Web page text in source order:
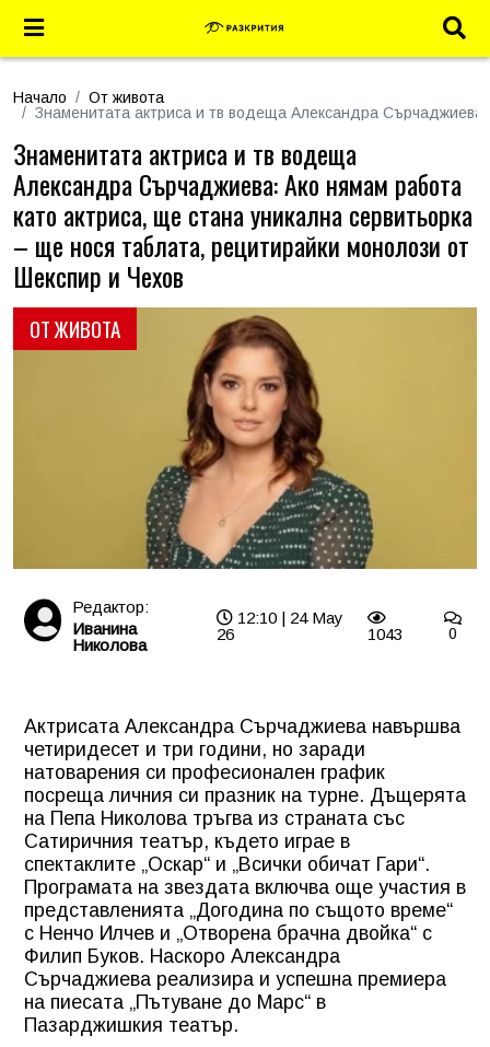
Начало
От живота
Знаменитата актриса и тв водеща Александра
ОТ ЖИВОТА
Знаменитата актриса и тв водеща
Александра Сърчаджиева: Ако нямам работа
като актриса, ще стана уникална сервитьорка
– ще нося таблата, рецитирайки монолози от
Шекспир и Чехов
Редактор:
Иванина
Николова
12:10 | 24 May
26
1043 0
Актрисата Александра Сърчаджиева навършва
четиридесет и три години, но заради
натоварения си професионален график
посреща личния си празник на турне. Дъщерята
на Пепа Николова тръгва из страната със
Сатиричния театър, където играе в
спектаклите „Оскар“ и „Всички обичат Гари“.
Програмата на звездата включва още участия в
представленията „Догодина по същото време“
с Ненчо Илчев и „Отворена брачна двойка“ с
Филип Буков. Наскоро Александра
Сърчаджиева реализира и успешна премиера
на пиесата „Пътуване до Марс“ в
Пазарджишкия театър.